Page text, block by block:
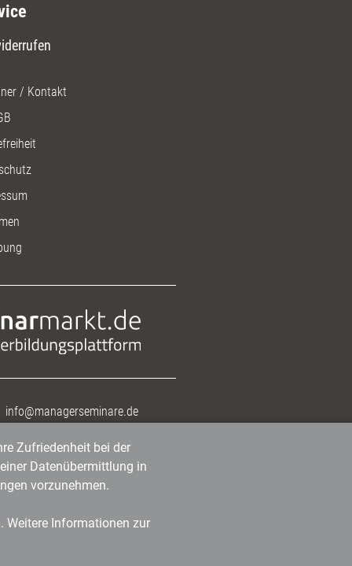
/ Kontakt
info@managerseminare.de
Zufriedenheit bei der
Datenübermittlung in
vorzunehmen.
Weitere Informationen zur